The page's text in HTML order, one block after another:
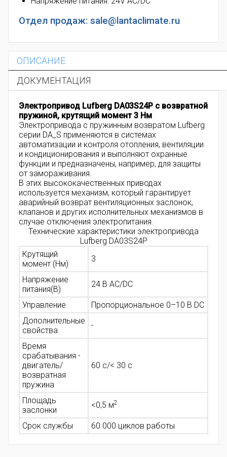
Отдел продаж: sale@lantaclimate.ru
ОПИСАНИЕ
ДОКУМЕНТАЦИЯ
Электропривод Lufberg DA03S24P с возвратной
пружиной, крутящий момент 3 Нм
Электропривода с пружинным возвратом Lufberg
серии DA_S применяются в системах
автоматизации и контроля отопления, вентиляции
и кондиционирования и выполняют охранные
функции и предназначены, например, для защиты
от замораживания.
В этих высококачественных приводах
используется механизм, который гарантирует
аварийный возврат вентиляционных заслонок,
клапанов и других исполнительных механизмов в
случае отключения электропитания.
Технические характеристики электропривода
Lufberg DA03S24P
Крутящий
момент (Нм)
3
Напряжение
питания(В)
24 В AC/DC
Управление
Пропорциональное 0–10 В DC
Дополнительные
свойства
-
Время
срабатывания -
двигатель/
возвратная
пружина
60 с/< 30 с
Площадь
заслонки
<0,5 м2
Срок службы 60 000 циклов работы